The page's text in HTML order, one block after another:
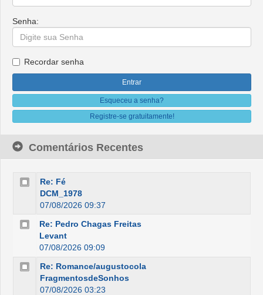
Senha:
Recordar senha
Esqueceu a senha?
Registre-se gratuitamente!
Comentários Recentes
Re: Fé
DCM_1978
07/08/2026 09:37
Re: Pedro Chagas Freitas
Levant
07/08/2026 09:09
Re: Romance/augustocola
FragmentosdeSonhos
07/08/2026 03:23